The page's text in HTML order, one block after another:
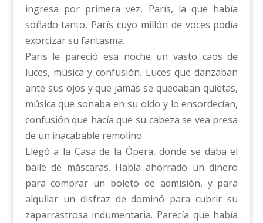
ingresa por primera vez, París, la que había
soñado tanto, París cuyo millón de voces podía
exorcizar su fantasma.
París le pareció esa noche un vasto caos de
luces, música y confusión. Luces que danzaban
ante sus ojos y que jamás se quedaban quietas,
música que sonaba en su oído y lo ensordecían,
confusión que hacía que su cabeza se vea presa
de un inacabable remolino.
Llegó a la Casa de la Ópera, donde se daba el
baile de máscaras. Había ahorrado un dinero
para comprar un boleto de admisión, y para
alquilar un disfraz de dominó para cubrir su
zaparrastrosa indumentaria. Parecía que había